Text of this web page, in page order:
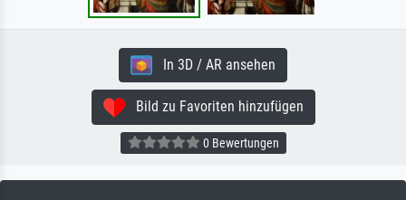
In 3D / AR ansehen
Bild zu Favoriten hinzufügen
0 Bewertungen